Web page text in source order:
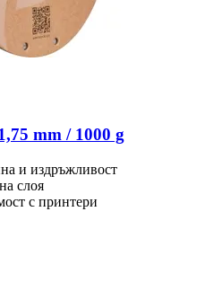
mm / 1000 g
и издръжливост
слоя
с принтери